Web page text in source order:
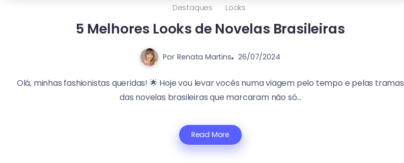
Destaques Looks
5 Melhores Looks de Novelas Brasileiras
Por Renata Martins 26/07/2024
Olá, minhas fashionistas queridas! 🌟 Hoje vou levar vocês numa viagem pelo tempo e pelas tramas
das novelas brasileiras que marcaram não só...
Read More